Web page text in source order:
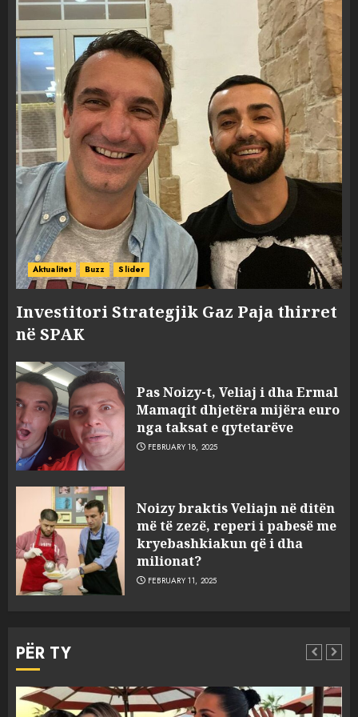
Aktualitet Buzz Slider
Investitori Strategjik Gaz Paja thirret
në SPAK
Pas Noizy-t, Veliaj i dha Ermal
Mamaqit dhjetëra mijëra euro
nga taksat e qytetarëve
FEBRUARY 18, 2025
Noizy braktis Veliajn në ditën
më të zezë, reperi i pabesë me
kryebashkiakun që i dha
milionat?
FEBRUARY 11, 2025
PËR TY
3
sulmuan “One Albania”,
ngjarja u fsheh. A u vodhën
serverat?
MARCH 25, 2025
4 MARCH 25, 2025